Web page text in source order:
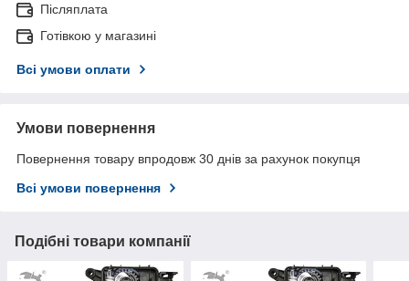
Післяплата
Готівкою у магазині
Всі умови оплати
Умови повернення
Повернення товару впродовж 30 днів за рахунок покупця
Всі умови повернення
Подібні товари компанії